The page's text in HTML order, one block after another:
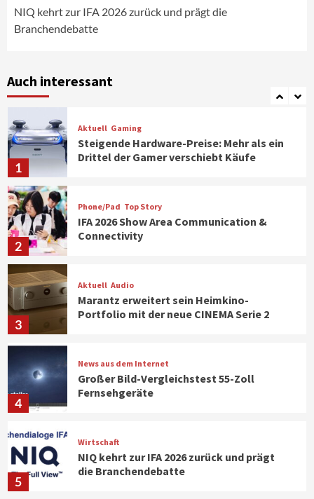
NIQ kehrt zur IFA 2026 zurück und prägt die
Branchendebatte
Auch interessant
6
7
Klimageräte und Ventilatoren
1
Aktuell Gaming
Steigende Hardware-Preise: Mehr als ein
Drittel der Gamer verschiebt Käufe
2
Phone/Pad Top Story
IFA 2026 Show Area Communication &
Connectivity
3
Aktuell Audio
Marantz erweitert sein Heimkino-
Portfolio mit der neue CINEMA Serie 2
4
News aus dem Internet
Großer Bild-Vergleichstest 55-Zoll
Fernsehgeräte
5
Wirtschaft
NIQ kehrt zur IFA 2026 zurück und prägt
die Branchendebatte